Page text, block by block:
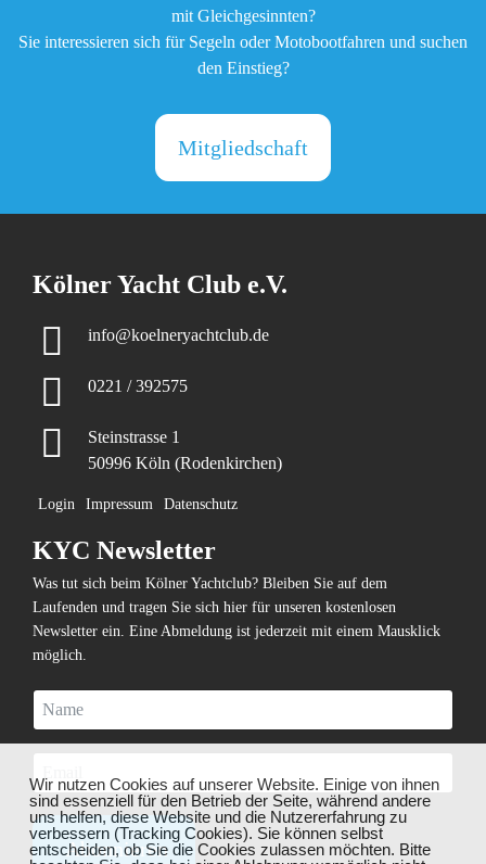
Wir nutzen Cookies auf unserer Website. Einige von ihnen
sind essenziell für den Betrieb der Seite, während andere
uns helfen, diese Website und die Nutzererfahrung zu
verbessern (Tracking Cookies). Sie können selbst
entscheiden, ob Sie die Cookies zulassen möchten. Bitte
mit Gleichgesinnten?
Sie interessieren sich für Segeln oder Motobootfahren und suchen
den Einstieg?
Mitgliedschaft
Kölner Yacht Club e.V.
info@koelneryachtclub.de
0221 / 392575
Steinstrasse 1
50996 Köln (Rodenkirchen)
Login Impressum Datenschutz
KYC Newsletter
Was tut sich beim Kölner Yachtclub? Bleiben Sie auf dem
Laufenden und tragen Sie sich hier für unseren kostenlosen
Newsletter ein. Eine Abmeldung ist jederzeit mit einem Mausklick
möglich.
Abonnieren